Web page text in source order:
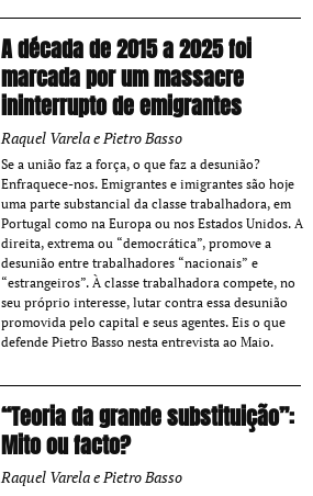
A década de 2015 a 2025 foi
marcada por um massacre
ininterrupto de emigrantes
Raquel Varela e Pietro Basso
Se a união faz a força, o que faz a desunião?
Enfraquece-nos. Emigrantes e imigrantes são hoje
uma parte substancial da classe trabalhadora, em
Portugal como na Europa ou nos Estados Unidos. A
direita, extrema ou “democrática”, promove a
desunião entre trabalhadores “nacionais” e
“estrangeiros”. À classe trabalhadora compete, no
seu próprio interesse, lutar contra essa desunião
promovida pelo capital e seus agentes. Eis o que
defende Pietro Basso nesta entrevista ao Maio.
“Teoria da grande substituição”:
Mito ou facto?
Raquel Varela e Pietro Basso